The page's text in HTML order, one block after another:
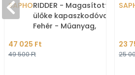
SAPHORIDDER - Magasított WC
ülőke kapaszkodóval -
Fehér - Műanyag,
47 025 Ft
49 500 Ft
23
25